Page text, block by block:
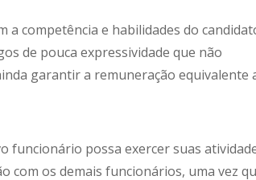
a competência e habilidades do
de pouca expressividade que não
garantir a remuneração equivalente
funcionário possa exercer suas
com os demais funcionários, uma vez